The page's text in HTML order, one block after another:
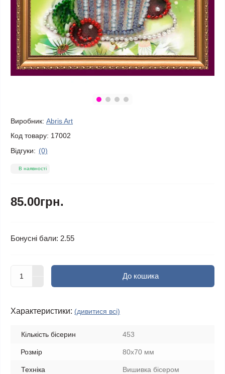
Виробник: Abris Art
Код товару: 17002
Відгуки: (0)
В наявності
85.00грн.
Бонусні бали: 2.55
До кошика
Характеристики: (дивитися всі)
Кількість бісерин 453
Розмір 80х70 мм
Техніка Вишивка бісером